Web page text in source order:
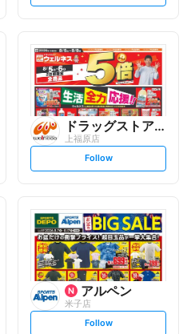
t
o
w
ドラッグストアウェルネス
上福原店
s
t
o
w
Follow
アルペン
米子店
s
Follow